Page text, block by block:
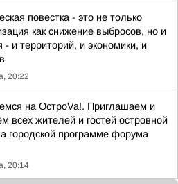
повестка - это не только
как снижение выбросов, но и
- и территорий, и экономики, и
20:22
на ОстроVa!. Приглашаем и
всех жителей и гостей островной
городской программе форума
20:14